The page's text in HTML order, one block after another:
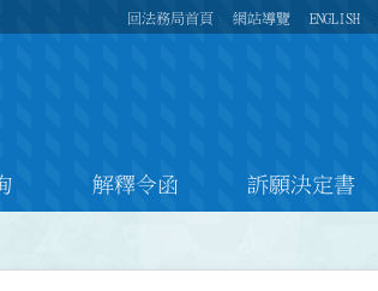
回法務局首頁 網站導覽 ENGLISH
解釋令函 訴願決定書